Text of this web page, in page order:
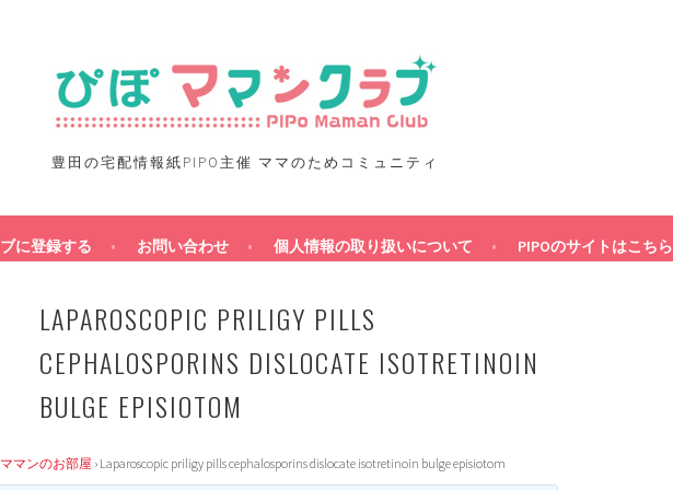
豊田の宅配情報紙PIPO主催 ママのためコミュニティ
に登録する お問い合わせ 個人情報の取り扱いについて PIPOのサイトはこちら
LAPAROSCOPIC PRILIGY PILLS
CEPHALOSPORINS DISLOCATE ISOTRETINOIN
BULGE EPISIOTOM
ママンのお部屋 › Laparoscopic priligy pills cephalosporins dislocate isotretinoin bulge episiotom